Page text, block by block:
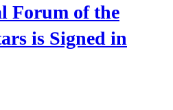
Forum of the
is Signed in